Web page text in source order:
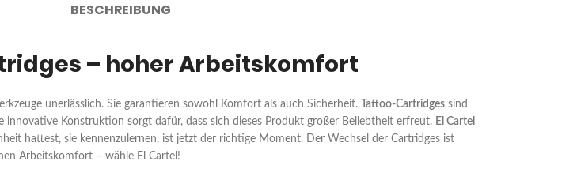
BESCHREIBUNG
– hoher Arbeitskomfort
unerlässlich. Sie garantieren sowohl Komfort als auch Sicherheit. Tattoo-Cartridgessind
innovative Konstruktion sorgt dafür, dass sich dieses Produkt großer Beliebtheit erfreut. El Cartel
hattest, sie kennenzulernen, ist jetzt der richtige Moment. Der Wechsel der Cartridges ist
Arbeitskomfort – wähle El Cartel!